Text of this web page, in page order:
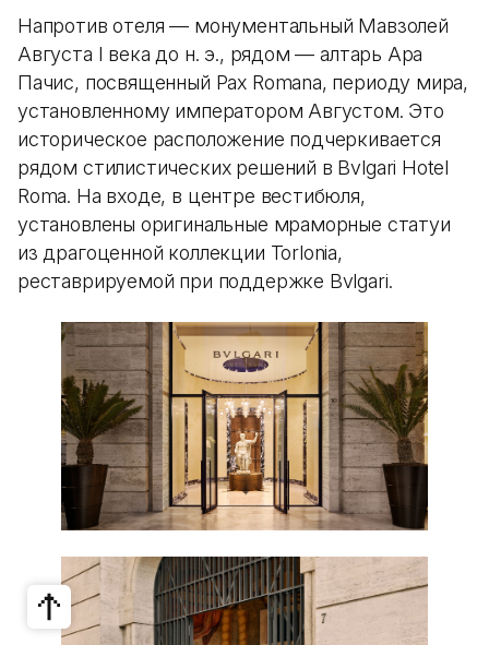
Напротив отеля — монументальный Мавзолей
Августа I века до н. э., рядом — алтарь Ара
Пачис, посвященный Pax Romana, периоду мира,
установленному императором Августом. Это
историческое расположение подчеркивается
рядом стилистических решений в Bvlgari Hotel
Roma. На входе, в центре вестибюля,
установлены оригинальные мраморные статуи
из драгоценной коллекции Torlonia,
реставрируемой при поддержке Bvlgari.